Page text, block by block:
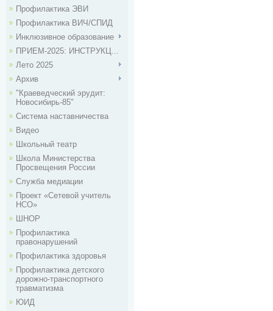
Профилактика ЭВИ
Профилактика ВИЧ/СПИД
Инклюзивное образование
ПРИЕМ-2025: ИНСТРУКЦ...
Лето 2025
Архив
"Краеведческий эрудит:
Новосибирь-85"
Система наставничества
Видео
Школьный театр
Школа Министерства
Просвещения России
Служба медиации
Проект «Сетевой учитель
НСО»
ШНОР
Профилактика
правонарушений
Профилактика здоровья
Профилактика детского
дорожно-транспортного
травматизма
ЮИД